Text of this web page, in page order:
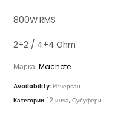
800W RMS
2+2 / 4+4 Ohm
Марка:Machete
Availability:Изчерпан
Категории:12 инча,Субуфери